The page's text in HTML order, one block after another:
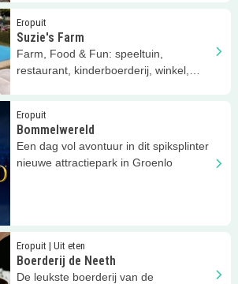
Eropuit
Suzie's Farm
Farm, Food & Fun: speeltuin,
restaurant, kinderboerderij, winkel,
Eropuit
Bommelwereld
Een dag vol avontuur in dit spiksplinter
nieuwe attractiepark in Groenlo
Eropuit | Uit eten
Boerderij de Neeth
De leukste boerderij van de
de Neeth